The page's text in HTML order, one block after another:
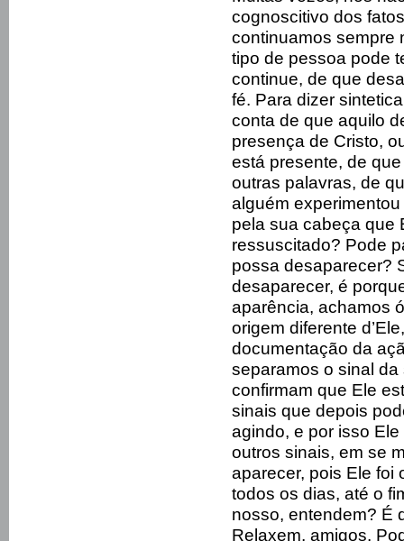
cognoscitivo dos
continuamos sempre
tipo de pessoa pode
continue, de que
fé. Para dizer
conta de que aquilo
presença de Cristo,
está presente, de
outras palavras, de
alguém
pela sua cabeça que
ressuscitado? Pode
possa desaparecer?
desaparecer, é
aparência, achamos
origem diferente
documentação da
separamos o sinal
confirmam que Ele
sinais que depois
agindo, e por isso
outros sinais, em se
aparecer, pois Ele foi
todos os dias, até o
nosso, entendem? É
Relaxem, amigos.